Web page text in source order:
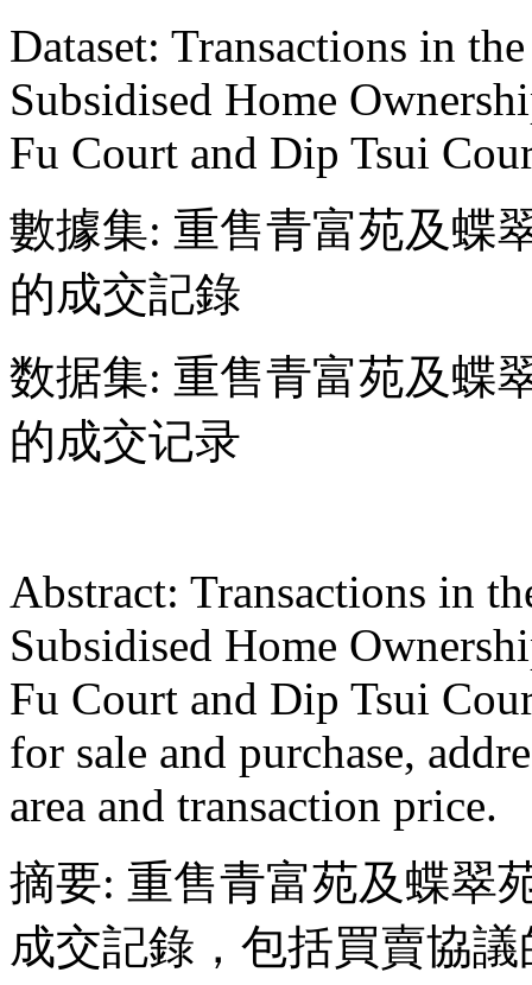
Dataset: Transactions in
Subsidised Home
Fu Court and Dip Tsui
數據集: 重售青富苑及蝶
的成交記錄
数据集: 重售青富苑及蝶
的成交记录
Abstract: Transactions in
Subsidised Home
Fu Court and Dip Tsui
for sale and purchase,
area and transaction price.
摘要: 重售青富苑及蝶翠
成交記錄，包括買賣協